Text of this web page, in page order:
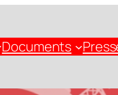
Documents